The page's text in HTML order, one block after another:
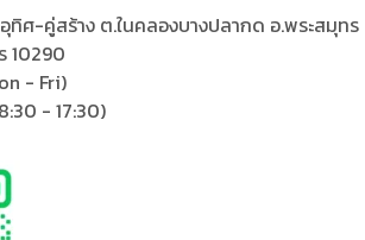
ทิศ-คู่สร้าง ต.ในคลองบางปลากด อ.พระสมุทร
10290
- Fri)
- 17:30)